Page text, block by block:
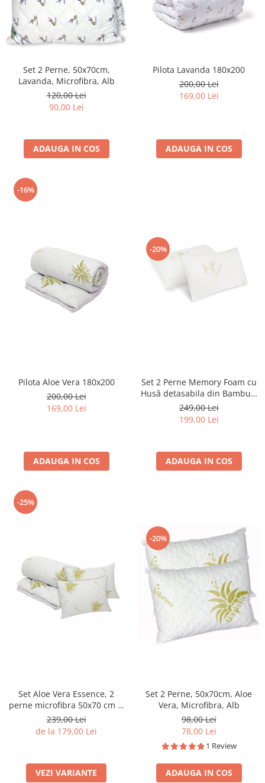
Set 2 Perne, 50x70cm,
Lavanda, Microfibra, Alb
120,00 Lei
90,00 Lei
ADAUGA IN COS
Pilota Lavanda 180x200
200,00 Lei
169,00 Lei
ADAUGA IN COS
-16%
Pilota Aloe Vera 180x200
200,00 Lei
169,00 Lei
ADAUGA IN COS
-20%
Set 2 Perne Memory Foam cu
Husă detasabila din Bambus,
50x70 cm
249,00 Lei
199,00 Lei
ADAUGA IN COS
-25%
Set Aloe Vera Essence, 2
perne microfibra 50x70 cm si
pilota matlasata
239,00 Lei
de la 179,00 Lei
VEZI VARIANTE
-20%
Set 2 Perne, 50x70cm, Aloe
Vera, Microfibra, Alb
98,00 Lei
78,00 Lei
1 Review
ADAUGA IN COS